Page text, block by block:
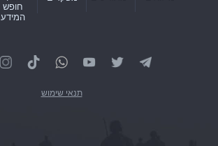
חופש
המידע
תנאי שימוש